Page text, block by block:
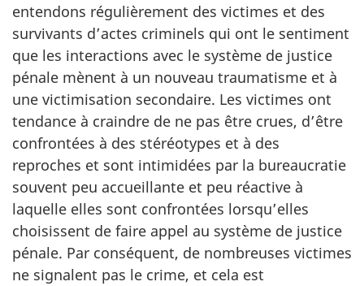
entendons régulièrement des victimes et des
survivants d’actes criminels qui ont le sentiment
que les interactions avec le système de justice
pénale mènent à un nouveau traumatisme et à
une victimisation secondaire. Les victimes ont
tendance à craindre de ne pas être crues, d’être
confrontées à des stéréotypes et à des
reproches et sont intimidées par la bureaucratie
souvent peu accueillante et peu réactive à
laquelle elles sont confrontées lorsqu’elles
choisissent de faire appel au système de justice
pénale. Par conséquent, de nombreuses victimes
ne signalent pas le crime, et cela est